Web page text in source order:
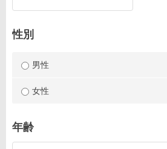
性別
男性
女性
年齢